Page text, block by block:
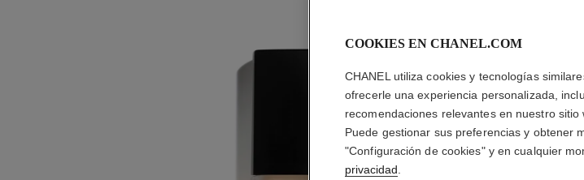
COOKIES EN CHANEL.COM
CHANEL utiliza cookies y tecnologías
ofrecerle una experiencia personalizada,
recomendaciones relevantes en nuestro sitio
Puede gestionar sus preferencias y obtener
"Configuración de cookies" y en cualquier
privacidad